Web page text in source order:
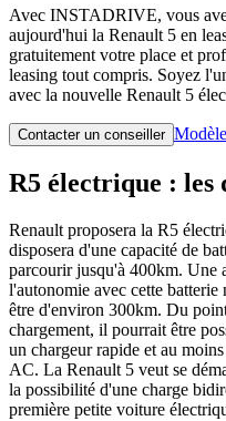
Avec INSTADRIVE, vous
aujourd'hui la Renault 5 en
gratuitement votre place et
leasing tout compris. Soyez
avec la nouvelle Renault 5
Contacter un conseiller
R5 électrique : les
Renault proposera la R5
disposera d'une capacité de
parcourir jusqu'à 400km. Une
l'autonomie avec cette batterie
être d'environ 300km. Du
chargement, il pourrait être
un chargeur rapide et au
AC. La Renault 5 veut se
la possibilité d'une charge
première petite voiture